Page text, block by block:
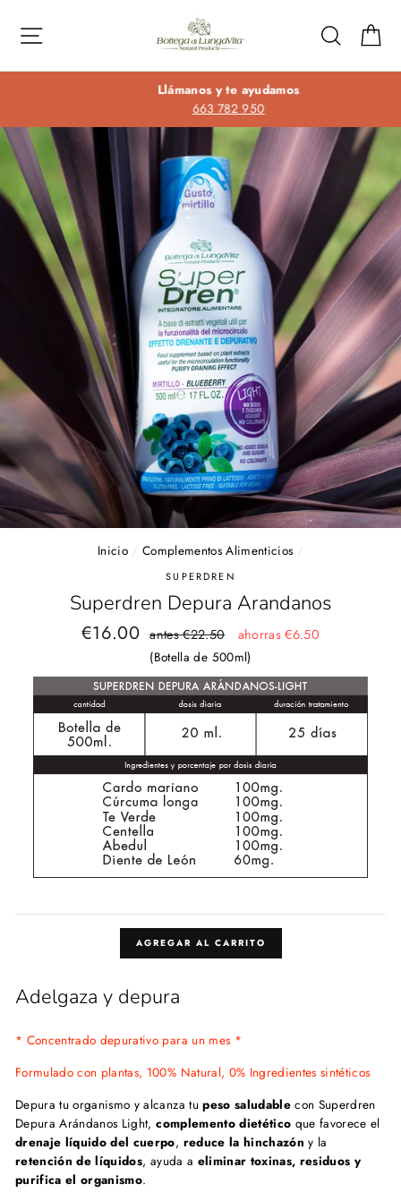
directamente
Buscar
Llámanos y te ayudamos
663 782 950
Inicio / Complementos Alimenticios /
SUPERDREN
Superdren Depura Arandanos
€16.00
Precio
antes €22.50
Precio
oferta
ahorras €6.50
(Botella de 500ml)
AGREGAR AL CARRITO
Adelgaza y depura
* Concentrado depurativo para un mes *
Formulado con plantas, 100% Natural, 0% Ingredientes sintéticos
Depura tu organismo y alcanza tupeso saludablecon Superdren
Depura Arándanos Light,complemento dietético que favorece el
drenaje líquido del cuerpo, reduce la hinchazóny la
retención de líquidos, ayuda a eliminar toxinas, residuos y
purifica el organismo.